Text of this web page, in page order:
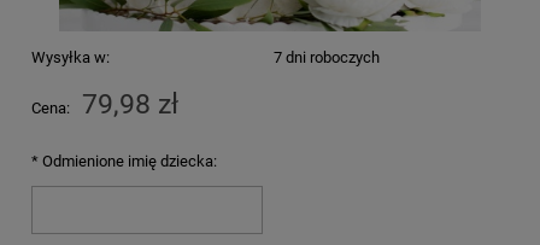
Wysyłka w: 7 dni roboczych
Cena: 79,98 zł
* Odmienione imię dziecka: